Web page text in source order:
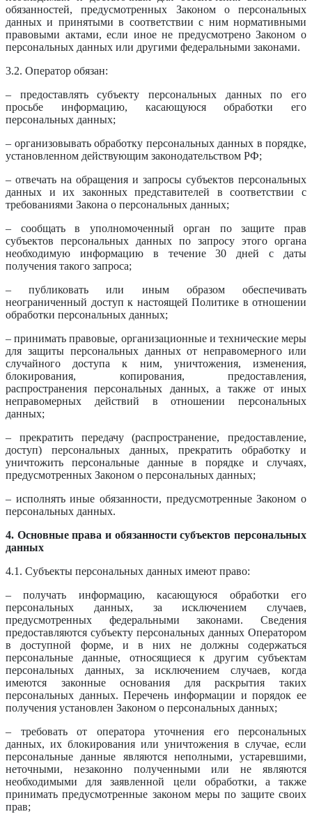
обязанностей, предусмотренных Законом о персональных
данных и принятыми в соответствии с ним нормативными
правовыми актами, если иное не предусмотрено Законом о
персональных данных или другими федеральными законами.
3.2. Оператор обязан:
– предоставлять субъекту персональных данных по его
просьбе информацию, касающуюся обработки его
персональных данных;
– организовывать обработку персональных данных в порядке,
установленном действующим законодательством РФ;
– отвечать на обращения и запросы субъектов персональных
данных и их законных представителей в соответствии с
требованиями Закона о персональных данных;
– сообщать в уполномоченный орган по защите прав
субъектов персональных данных по запросу этого органа
необходимую информацию в течение 30 дней с даты
получения такого запроса;
– публиковать или иным образом обеспечивать
неограниченный доступ к настоящей Политике в отношении
обработки персональных данных;
– принимать правовые, организационные и технические меры
для защиты персональных данных от неправомерного или
случайного доступа к ним, уничтожения, изменения,
блокирования, копирования, предоставления,
распространения персональных данных, а также от иных
неправомерных действий в отношении персональных
данных;
– прекратить передачу (распространение, предоставление,
доступ) персональных данных, прекратить обработку и
уничтожить персональные данные в порядке и случаях,
предусмотренных Законом о персональных данных;
– исполнять иные обязанности, предусмотренные Законом о
персональных данных.
4. Основные права и обязанности субъектов персональных
данных
4.1. Субъекты персональных данных имеют право:
– получать информацию, касающуюся обработки его
персональных данных, за исключением случаев,
предусмотренных федеральными законами. Сведения
предоставляются субъекту персональных данных Оператором
в доступной форме, и в них не должны содержаться
персональные данные, относящиеся к другим субъектам
персональных данных, за исключением случаев, когда
имеются законные основания для раскрытия таких
персональных данных. Перечень информации и порядок ее
получения установлен Законом о персональных данных;
– требовать от оператора уточнения его персональных
данных, их блокирования или уничтожения в случае, если
персональные данные являются неполными, устаревшими,
неточными, незаконно полученными или не являются
необходимыми для заявленной цели обработки, а также
принимать предусмотренные законом меры по защите своих
прав;